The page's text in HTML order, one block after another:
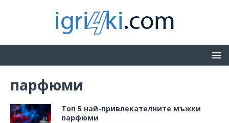
парфюми
Топ 5 най-привлекателните мъжки
парфюми